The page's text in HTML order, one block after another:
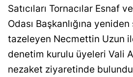
Satıcıları Tornacılar Esnaf
Odası Başkanlığına
tazeleyen Necmettin Uzun
denetim kurulu üyeleri Vali
nezaket ziyaretinde